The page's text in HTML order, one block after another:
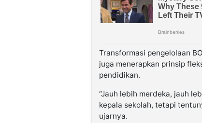
Transformasi pengelolaan
juga menerapkan prinsip
pendidikan.
“Jauh lebih merdeka, jauh
kepala sekolah, tetapi
ujarnya.